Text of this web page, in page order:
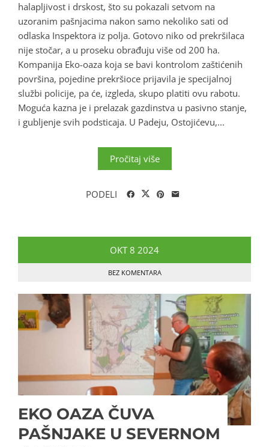
halapljivost i drskost, što su pokazali setvom na
uzoranim pašnjacima nakon samo nekoliko sati od
odlaska Inspektora iz polja. Gotovo niko od prekršilaca
nije stočar, a u proseku obrađuju više od 200 ha.
Kompanija Eko-oaza koja se bavi kontrolom zaštićenih
površina, pojedine prekršioce prijavila je specijalnoj
službi policije, pa će, izgleda, skupo platiti ovu rabotu.
Moguća kazna je i prelazak gazdinstva u pasivno stanje,
i gubljenje svih podsticaja. U Padeju, Ostojićevu,...
Pročitaj više
PODELI
OKT 8 2024
BEZ KOMENTARA
EKO OAZA ČUVA
PAŠNJAKE U SEVERNOM